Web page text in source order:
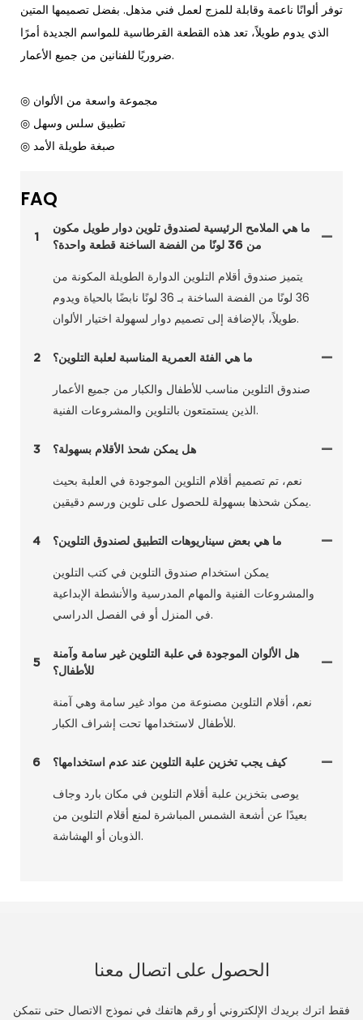
توفر ألوانًا ناعمة وقابلة للمزج لعمل فني مذهل. بفضل تصميمها المتين
الذي يدوم طويلاً، تعد هذه القطعة القرطاسية للمواسم الجديدة أمرًا
ضروريًا للفنانين من جميع الأعمار.
◎ تطبيق سلس وسهل
◎ صبغة طويلة الأمد
FAQ
1
ما هي الملامح الرئيسية لصندوق تلوين دوار طويل مكون
من 36 لونًا من الفضة الساخنة قطعة واحدة؟
يتميز صندوق أقلام التلوين الدوارة الطويلة المكونة من
36 لونًا من الفضة الساخنة بـ 36 لونًا نابضًا بالحياة ويدوم
طويلاً، بالإضافة إلى تصميم دوار لسهولة اختيار الألوان.
2 ما هي الفئة العمرية المناسبة لعلبة التلوين؟
صندوق التلوين مناسب للأطفال والكبار من جميع الأعمار
الذين يستمتعون بالتلوين والمشروعات الفنية.
3 هل يمكن شحذ الأقلام بسهولة؟
نعم، تم تصميم أقلام التلوين الموجودة في العلبة بحيث
يمكن شحذها بسهولة للحصول على تلوين ورسم دقيقين.
4 ما هي بعض سيناريوهات التطبيق لصندوق التلوين؟
يمكن استخدام صندوق التلوين في كتب التلوين
والمشروعات الفنية والمهام المدرسية والأنشطة الإبداعية
في المنزل أو في الفصل الدراسي.
5
هل الألوان الموجودة في علبة التلوين غير سامة وآمنة
للأطفال؟
نعم، أقلام التلوين مصنوعة من مواد غير سامة وهي آمنة
للأطفال لاستخدامها تحت إشراف الكبار.
6 كيف يجب تخزين علبة التلوين عند عدم استخدامها؟
يوصى بتخزين علبة أقلام التلوين في مكان بارد وجاف
بعيدًا عن أشعة الشمس المباشرة لمنع أقلام التلوين من
الذوبان أو الهشاشة.
الحصول على اتصال معنا
فقط اترك بريدك الإلكتروني أو رقم هاتفك في نموذج الاتصال حتى نتمكن